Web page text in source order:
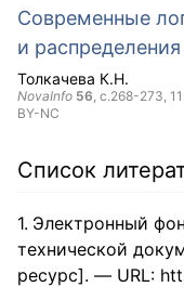
Современные
и распределения
Толкачева К.Н.
NovaInfo 56, с.268-273,
BY-NC
Список
Электронный
технической
ресурс]. — URL: